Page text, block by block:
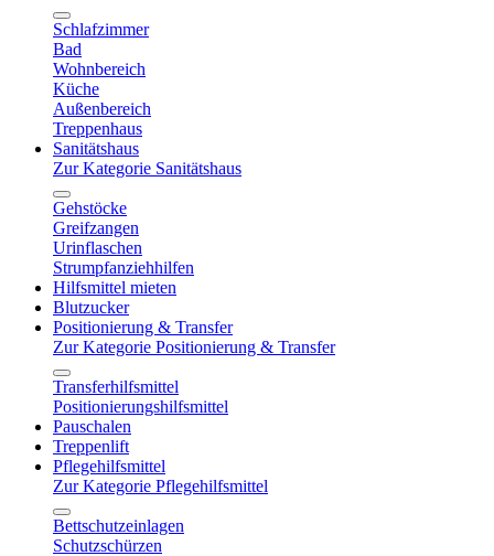
Schlafzimmer
Bad
Wohnbereich
Küche
Außenbereich
Treppenhaus
Sanitätshaus
Zur Kategorie Sanitätshaus
Gehstöcke
Greifzangen
Urinflaschen
Strumpfanziehhilfen
Hilfsmittel mieten
Blutzucker
Positionierung & Transfer
Zur Kategorie Positionierung & Transfer
Transferhilfsmittel
Positionierungshilfsmittel
Pauschalen
Treppenlift
Pflegehilfsmittel
Zur Kategorie Pflegehilfsmittel
Bettschutzeinlagen
Schutzschürzen